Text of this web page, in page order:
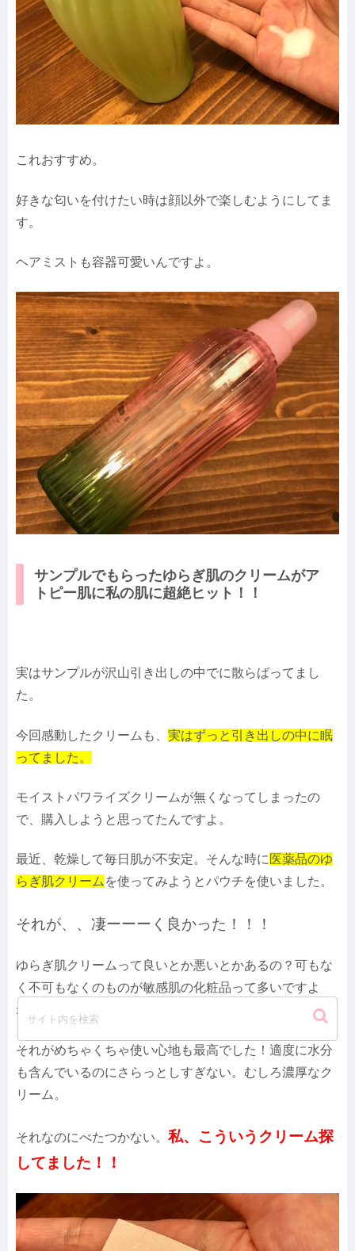
これおすすめ。
好きな匂いを付けたい時は顔以外で楽しむようにしてま
す。
ヘアミストも容器可愛いんですよ。
サンプルでもらったゆらぎ肌のクリームがア
トピー肌に私の肌に超絶ヒット！！
実はサンプルが沢山引き出しの中でに散らばってまし
た。
今回感動したクリームも、 実はずっと引き出しの中に眠
ってました。
モイストパワライズクリームが無くなってしまったの
で、購入しようと思ってたんですよ。
最近、乾燥して毎日肌が不安定。そんな時に 医薬品のゆ
らぎ肌クリームを使ってみようとパウチを使いました。
それが、、凄ーーーく良かった！！！
ゆらぎ肌クリームって良いとか悪いとかあるの？可もな
く不可もなくのものが敏感肌の化粧品って多いですよ
ね？
それがめちゃくちゃ使い心地も最高でした！適度に水分
も含んでいるのにさらっとしすぎない。むしろ濃厚なク
リーム。
それなのにべたつかない。 私、こういうクリーム探
してました！！